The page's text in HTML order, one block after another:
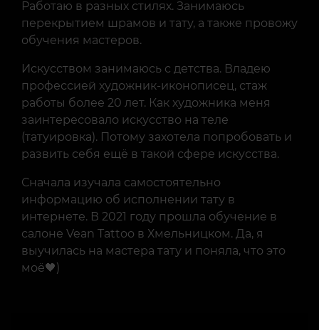
Работаю в разных стилях. Занимаюсь
перекрытием шрамов и тату, а также провожу
обучения мастеров.
Искусством занимаюсь с детства. Владею
профессией художник-иконописец, стаж
работы более 20 лет. Как художника меня
заинтересовало искусство на теле
(татуировка). Потому захотела попробовать и
развить себя ещё в такой сфере искусства.
Сначала изучала самостоятельно
информацию об исполнении тату в
интернете. В 2021 году прошла обучение в
салоне Vean Tattoo в Хмельницком. Да, я
выучилась на мастера тату и поняла, что это
моё🖤)